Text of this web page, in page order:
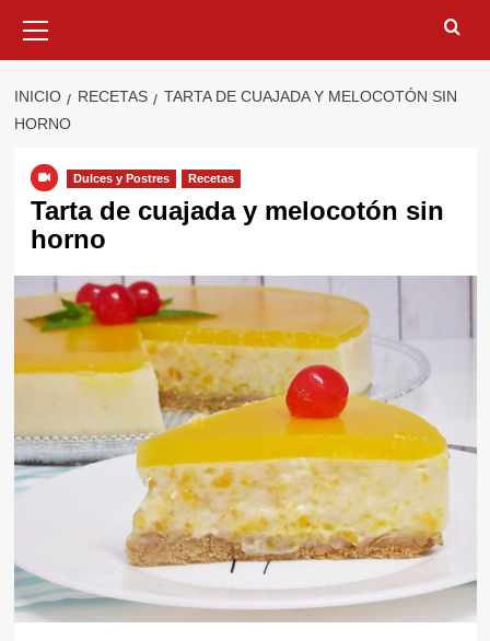
primario
INICIO RECETAS
TARTA DE CUAJADA Y MELOCOTÓN SIN
HORNO
Dulces y Postres Recetas
Tarta de cuajada y melocotón sin
horno